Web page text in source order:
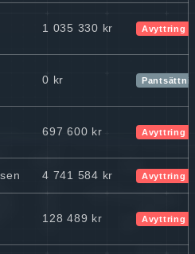
1 035 330 kr Avyttring
0 kr
697 600 kr Avyttring
4 741 584 kr Avyttring
128 489 kr Avyttring